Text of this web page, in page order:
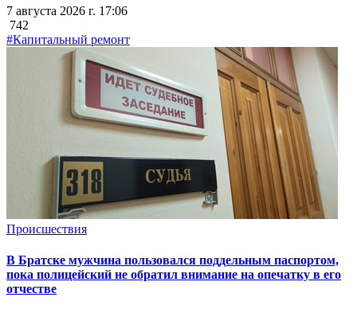
7 августа 2026 г. 17:06
742
#Капитальный ремонт
Происшествия
В Братске мужчина пользовался поддельным паспортом,
пока полицейский не обратил внимание на опечатку в его
отчестве